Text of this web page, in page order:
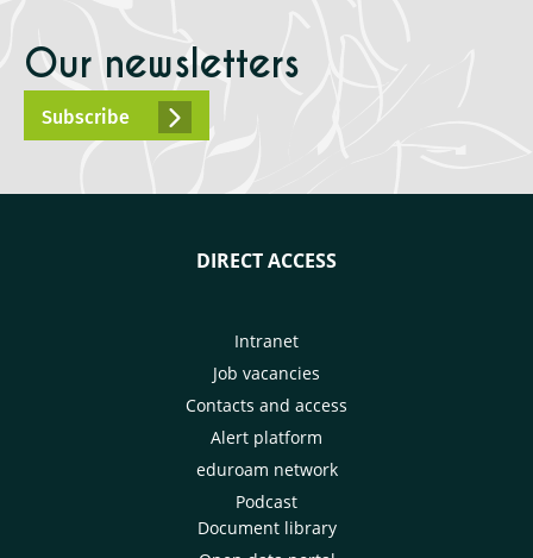
Our newsletters
Subscribe
DIRECT ACCESS
Intranet
Job vacancies
Contacts and access
Alert platform
eduroam network
Podcast
Document library